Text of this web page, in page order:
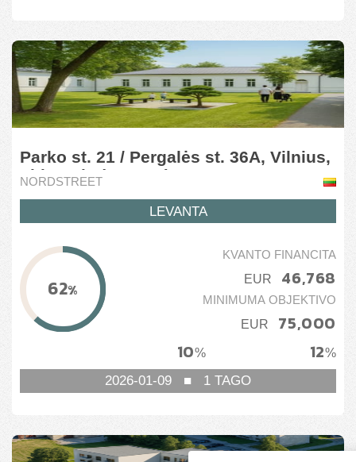
Parko st. 21 / Pergalės st. 36A, Vilnius,
Lithuania (7 stage)
NORDSTREET
LEVANTA
62%
KVANTO FINANCITA
EUR 46,768
MINIMUMA OBJEKTIVO
EUR
75,000
12%
10%
2026-01-09 ■ 1 TAGO